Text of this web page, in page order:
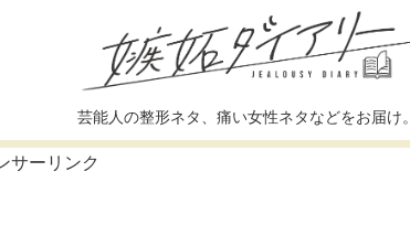
芸能人の整形ネタ、痛い女性ネタなどをお届け。
サーリンク